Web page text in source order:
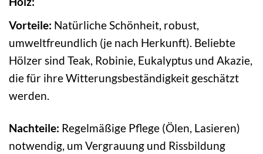
Vorteile: Natürliche Schönheit, robust,
umweltfreundlich (je nach Herkunft). Beliebte
Hölzer sind Teak, Robinie, Eukalyptus und Akazie,
die für ihre Witterungsbeständigkeit geschätzt
werden.
Nachteile: Regelmäßige Pflege (Ölen, Lasieren)
notwendig, um Vergrauung und Rissbildung